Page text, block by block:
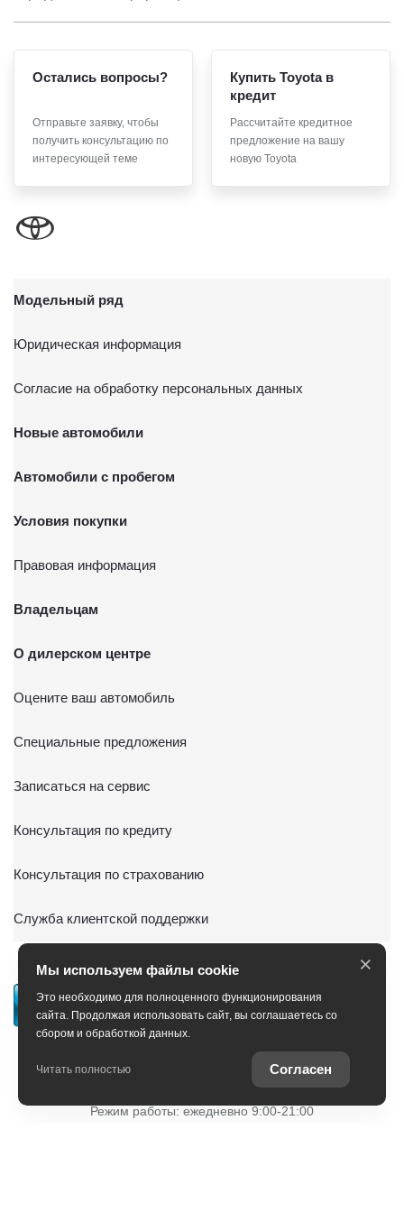
по истечении 10 лет с тем, чтобы гарантировать, что оно
соответствует моим намерениям.
письменного заявления Обществу заказным почтовым
отправлением с описью вложения по адресу: 141031,
Московская обл., г. о. Мытищи, п. Вёшки, МКАД 84-й км,
ТПЗ «Алтуфьево», вл. 5, стр. 1.
Остались вопросы?
Отправьте заявку, чтобы
получить консультацию по
интересующей теме
Купить Toyota в
кредит
Рассчитайте кредитное
предложение на вашу
новую Toyota
Модельный ряд
Юридическая информация
Согласие на обработку персональных данных
Новые автомобили
Автомобили с пробегом
Условия покупки
Правовая информация
Владельцам
О дилерском центре
Оцените ваш автомобиль
Специальные предложения
Записаться на сервис
Консультация по кредиту
Консультация по страхованию
Служба клиентской поддержки
+7 (351) 701-32-83
Режим работы: ежедневно 9:00-21:00
Мы используем файлы cookie
Это необходимо для полноценного функционирования
сайта. Продолжая использовать сайт, вы соглашаетесь со
сбором и обработкой данных.
Читать полностью Согласен
×